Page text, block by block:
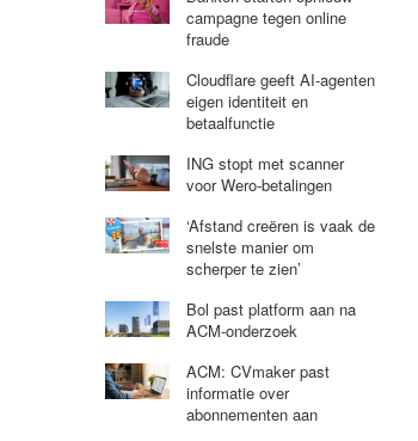
campagne tegen online
fraude
Cloudflare geeft AI-agenten
eigen identiteit en
betaalfunctie
ING stopt met scanner
voor Wero-betalingen
‘Afstand creëren is vaak de
snelste manier om
scherper te zien’
Bol past platform aan na
ACM-onderzoek
ACM: CVmaker past
informatie over
abonnementen aan